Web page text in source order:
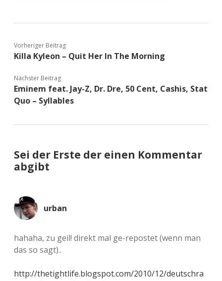
Vorheriger Beitrag
Killa Kyleon – Quit Her In The Morning
Nächster Beitrag
Eminem feat. Jay-Z, Dr. Dre, 50 Cent, Cashis, Stat
Quo – Syllables
Sei der Erste der einen Kommentar
abgibt
urban
hahaha, zu geil! direkt mal ge-repostet (wenn man
das so sagt)..
http://thetightlife.blogspot.com/2010/12/deutschra